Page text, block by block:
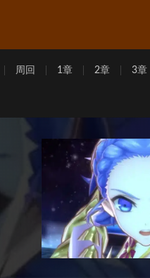
周回 1章 2章 3章